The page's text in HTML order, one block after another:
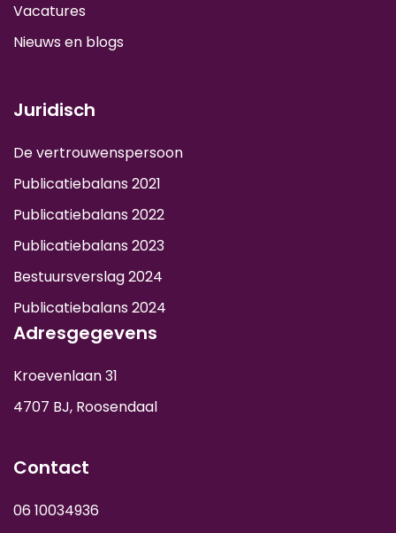
Vacatures
Nieuws en blogs
Juridisch
De vertrouwenspersoon
Publicatiebalans 2021
Publicatiebalans 2022
Publicatiebalans 2023
Bestuursverslag 2024
Publicatiebalans 2024
Adresgegevens
Kroevenlaan 31
4707 BJ, Roosendaal
Contact
06 10034936